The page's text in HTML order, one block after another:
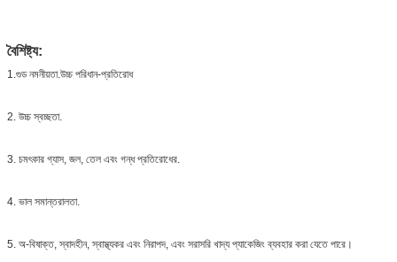
বৈশিষ্ট্য:
1.গুড নমনীয়তা.উচ্চ পরিধান-প্রতিরোধ
2. উচ্চ স্বচ্ছতা.
3. চমৎকার গ্যাস, জল, তেল এবং গন্ধ প্রতিরোধের.
4. ভাল সমান্তরালতা.
5. অ-বিষাক্ত, স্বাদহীন, স্বাস্থ্যকর এবং নিরাপদ, এবং সরাসরি খাদ্য প্যাকেজিং ব্যবহার করা যেতে পারে।